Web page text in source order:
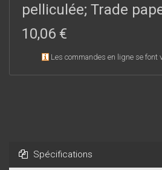
mouvement où tout est étroitement
inséparable de la réflexion sur l’acte
ensuite des articles de spécialistes
et d’amoureux de la poésie qui tous
« transition du monde des données
et proposent un périple dans les
pelliculée; Trade
10,06 €
Les commandes en ligne se font
Spécifications